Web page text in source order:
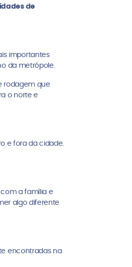
de
importantes
da metrópole.
rodagem que
o norte e
e fora da cidade.
a família e
algo diferente
encontradas na